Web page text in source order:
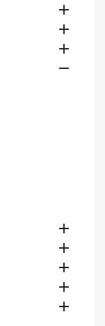








